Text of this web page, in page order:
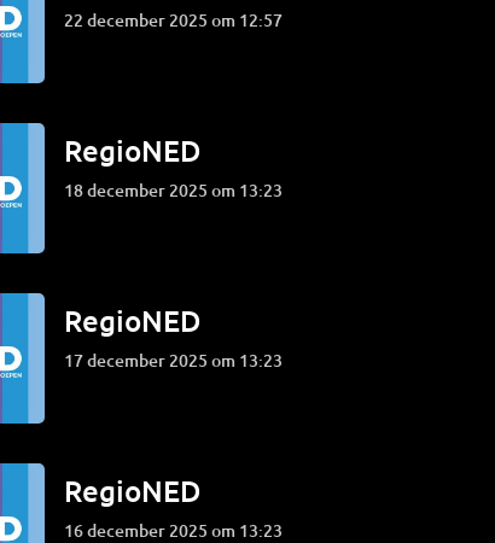
22 december 2025 om 12:57
RegioNED
18 december 2025 om 13:23
RegioNED
17 december 2025 om 13:23
RegioNED
16 december 2025 om 13:23